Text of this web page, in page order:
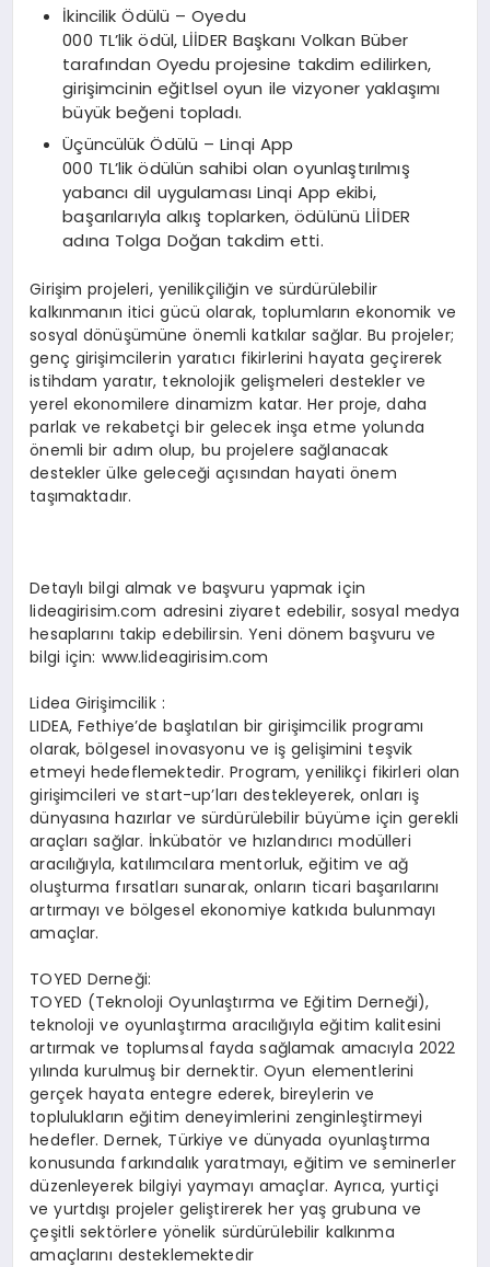
İkincilik Ödülü – Oyedu
000 TL’lik ödül, LİİDER Başkanı Volkan Büber
tarafından Oyedu projesine takdim edilirken,
girişimcinin eğitlsel oyun ile vizyoner yaklaşımı
büyük beğeni topladı.
Üçüncülük Ödülü – Linqi App
000 TL’lik ödülün sahibi olan oyunlaştırılmış
yabancı dil uygulaması Linqi App ekibi,
başarılarıyla alkış toplarken, ödülünü LİİDER
adına Tolga Doğan takdim etti.
Girişim projeleri, yenilikçiliğin ve sürdürülebilir
kalkınmanın itici gücü olarak, toplumların ekonomik ve
sosyal dönüşümüne önemli katkılar sağlar. Bu projeler;
genç girişimcilerin yaratıcı fikirlerini hayata geçirerek
istihdam yaratır, teknolojik gelişmeleri destekler ve
yerel ekonomilere dinamizm katar. Her proje, daha
parlak ve rekabetçi bir gelecek inşa etme yolunda
önemli bir adım olup, bu projelere sağlanacak
destekler ülke geleceği açısından hayati önem
taşımaktadır.
Detaylı bilgi almak ve başvuru yapmak için
lideagirisim.com adresini ziyaret edebilir, sosyal medya
hesaplarını takip edebilirsin. Yeni dönem başvuru ve
bilgi için: www.lideagirisim.com
Lidea Girişimcilik :
LIDEA, Fethiye’de başlatılan bir girişimcilik programı
olarak, bölgesel inovasyonu ve iş gelişimini teşvik
etmeyi hedeflemektedir. Program, yenilikçi fikirleri olan
girişimcileri ve start-up’ları destekleyerek, onları iş
dünyasına hazırlar ve sürdürülebilir büyüme için gerekli
araçları sağlar. İnkübatör ve hızlandırıcı modülleri
aracılığıyla, katılımcılara mentorluk, eğitim ve ağ
oluşturma fırsatları sunarak, onların ticari başarılarını
artırmayı ve bölgesel ekonomiye katkıda bulunmayı
amaçlar.
TOYED Derneği:
TOYED (Teknoloji Oyunlaştırma ve Eğitim Derneği),
teknoloji ve oyunlaştırma aracılığıyla eğitim kalitesini
artırmak ve toplumsal fayda sağlamak amacıyla 2022
yılında kurulmuş bir dernektir. Oyun elementlerini
gerçek hayata entegre ederek, bireylerin ve
toplulukların eğitim deneyimlerini zenginleştirmeyi
hedefler. Dernek, Türkiye ve dünyada oyunlaştırma
konusunda farkındalık yaratmayı, eğitim ve seminerler
düzenleyerek bilgiyi yaymayı amaçlar. Ayrıca, yurtiçi
ve yurtdışı projeler geliştirerek her yaş grubuna ve
çeşitli sektörlere yönelik sürdürülebilir kalkınma
amaçlarını desteklemektedir​